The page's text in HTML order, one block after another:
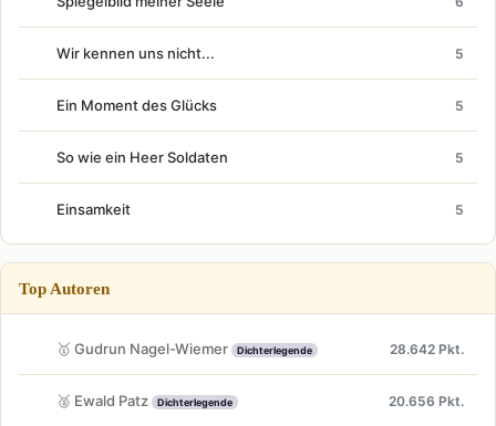
Wir kennen uns nicht... 5
Ein Moment des Glücks 5
So wie ein Heer Soldaten 5
Einsamkeit 5
Top Autoren
🥇 Gudrun Nagel-Wiemer Dichterlegende 28.642 Pkt.
🥈 Ewald Patz Dichterlegende 20.656 Pkt.